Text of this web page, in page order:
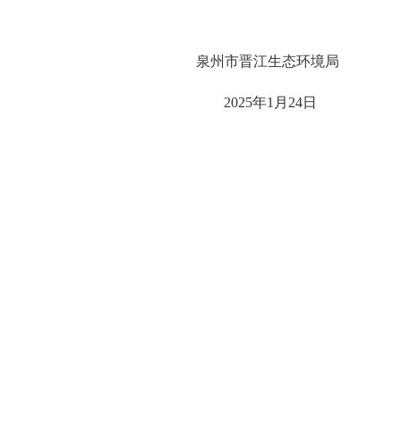
泉州市晋江生态环境局
2025年1 月 24日